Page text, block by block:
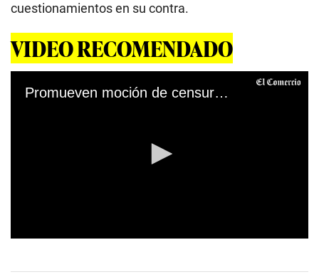
cuestionamientos en su contra.
VIDEO RECOMENDADO
Promueven moción de censura a Bellido